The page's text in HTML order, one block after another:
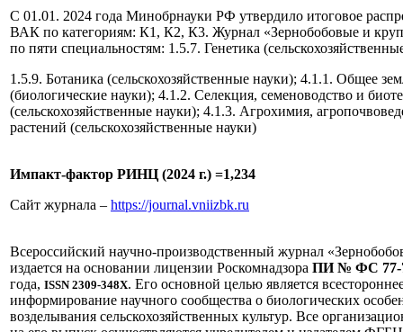
С 01.01. 2024 года Минобрнауки РФ утвердило итоговое
ВАК по категориям: К1, К2, К3. Журнал «Зернобобовые и
по пяти специальностям: 1.5.7. Генетика
1.5.9. Ботаника (сельскохозяйственные науки); 4.1.1. Общее
(биологические науки); 4.1.2. Селекция, семеноводство и
(сельскохозяйственные науки); 4.1.3. Агрохимия,
растений (сельскохозяйственные науки)
Импакт-фактор РИНЦ (2024 г.) =1,234
Сайт журнала – https://journal.vniizbk.ru
Всероссийский научно-производственный журнал
издается на основании лицензии Роскомнадзора ПИ № ФС 77-
года, ISSN 2309-348X. Его основной целью является
информирование научного сообщества о биологических
возделывания сельскохозяйственных культур. Все